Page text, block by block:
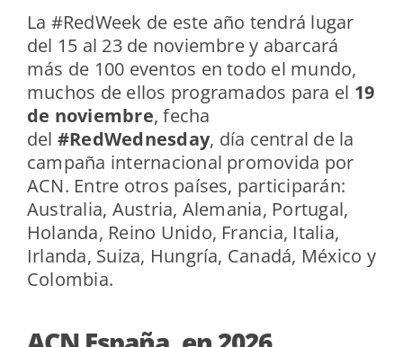
La #RedWeek de este año tendrá lugar
del 15 al 23 de noviembre y abarcará
más de 100 eventos en todo el mundo,
muchos de ellos programados para el 19
de noviembre, fecha
del #RedWednesday, día central de la
campaña internacional promovida por
ACN. Entre otros países, participarán:
Australia, Austria, Alemania, Portugal,
Holanda, Reino Unido, Francia, Italia,
Irlanda, Suiza, Hungría, Canadá, México y
Colombia.